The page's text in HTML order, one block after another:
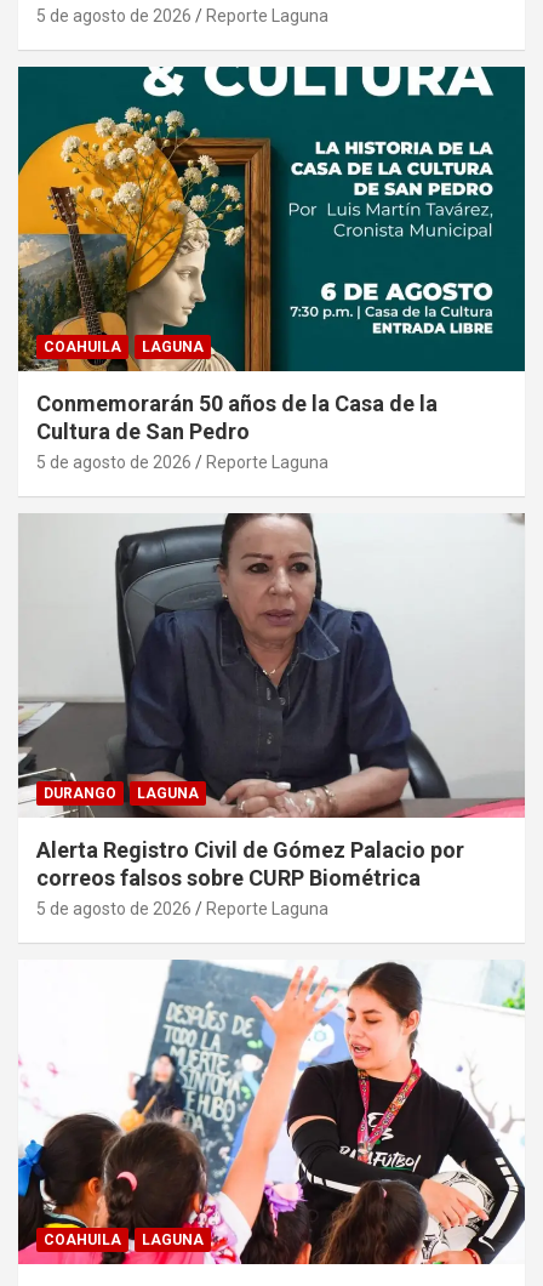
5 de agosto de 2026 Reporte Laguna
COAHUILA LAGUNA
Conmemorarán 50 años de la Casa de la
Cultura de San Pedro
5 de agosto de 2026 Reporte Laguna
DURANGO LAGUNA
Alerta Registro Civil de Gómez Palacio por
correos falsos sobre CURP Biométrica
5 de agosto de 2026 Reporte Laguna
COAHUILA LAGUNA